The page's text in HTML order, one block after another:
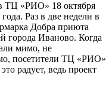
ТЦ «РИО» 18 октября
Раз в две недели в
Добра приюта
города Иваново. Когда
мимо, не
посетители ТЦ «РИО»
радует, ведь проект